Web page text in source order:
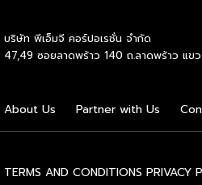
บริษัท พีเอ็มจี คอร์ปอเรชั่น จำกัด
47,49 ซอยลาดพร้าว 140 ถ.ลาดพร้าว แข
About Us Partner with Us
TERMS AND CONDITIONS PRIVACY